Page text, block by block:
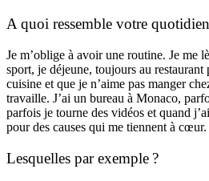
A quoi ressemble votre
Je m’oblige à avoir une routine. Je me
sport, je déjeune, toujours au restaurant
cuisine et que je n’aime pas manger
travaille. J’ai un bureau à Monaco,
parfois je tourne des vidéos et quand
pour des causes qui me tiennent à cœur.
Lesquelles par exemple ?